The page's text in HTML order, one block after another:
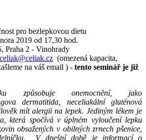
pro bezlepkovou dietu
2019 od 17,30 hod.
Praha 2 - Vinohrady
celiak@celiak.cz (omezená kapacita,
na váš email ) - tento seminář je již
způsobuje onemocnění, jako
dermatitida, neceliakální gluténová
mít alergii na lepek. Jediným lékem je
která spočívá v úplném vyloučení lepku
obsažených v obilných zrnech pšenice,
V dnešní době je informací o